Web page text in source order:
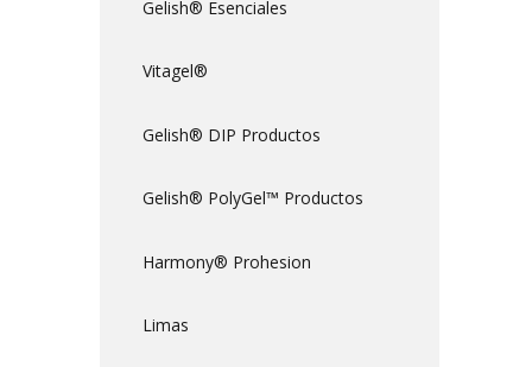
Gelish® Esenciales
Vitagel®
Gelish® DIP Productos
Gelish® PolyGel™ Productos
Harmony® Prohesion
Limas